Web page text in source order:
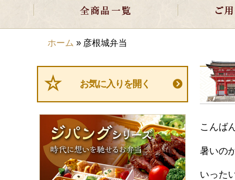
ホーム » 彦根城弁当
こんば
暑いの
いった
お気に入りを開く
ジ
ン
グ